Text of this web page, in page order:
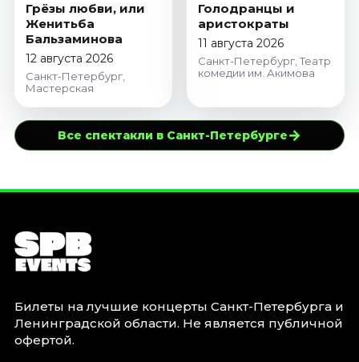
Грёзы любви, или
Женитьба
Бальзаминова
12 августа 2026
Санкт-Петербург,
Мастерская
Голодранцы и
аристократы
11 августа 2026
Санкт-Петербург, Театр
комедии им. Акимова
Все спектакли в Санкт-Петербурге→
Билеты на лучшие концерты Санкт-Петербурга и
Ленинградской области. Не является публичной
офертой.